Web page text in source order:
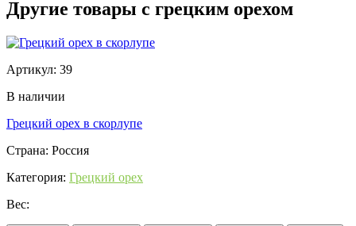
Другие товары с грецким орехом
Артикул: 39
В наличии
Грецкий орех в скорлупе
Страна: Россия
Категория: Грецкий орех
Вес: